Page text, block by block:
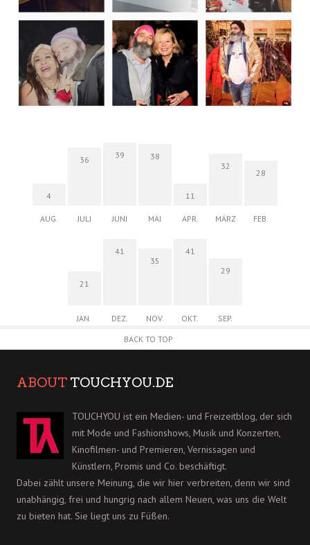
4
AUG.
36
JULI
39
JUNI
38
MAI
11
APR.
32
MÄRZ
28
FEB.
21
JAN.
41
DEZ.
35
NOV.
41
OKT.
29
SEP.
BACK TO TOP
ABOUT TOUCHYOU.DE
TOUCHYOU ist ein Medien- und Freizeitblog, der sich
mit Mode und Fashionshows, Musik und Konzerten,
Kinofilmen- und Premieren, Vernissagen und
Künstlern, Promis und Co. beschäftigt.
Dabei zählt unsere Meinung, die wir hier verbreiten, denn wir sind
unabhängig, frei und hungrig nach allem Neuen, was uns die Welt
zu bieten hat. Sie liegt uns zu Füßen.